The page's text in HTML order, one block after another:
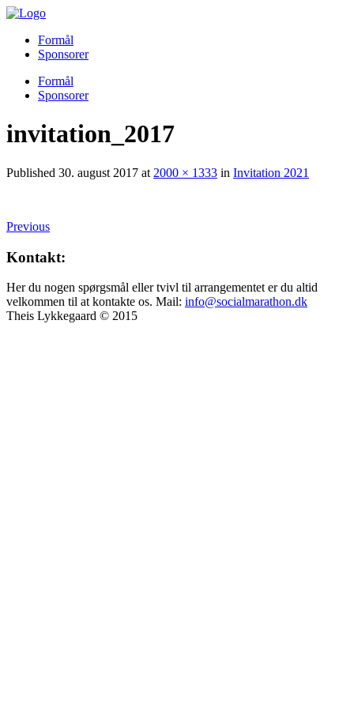
Formål
Sponsorer
Formål
Sponsorer
invitation_2017
Published 30. august 2017 at 2000 × 1333 in Invitation 2021
Previous
Kontakt:
Her du nogen spørgsmål eller tvivl til arrangementet er du altid
velkommen til at kontakte os. Mail: info@socialmarathon.dk
Theis Lykkegaard © 2015